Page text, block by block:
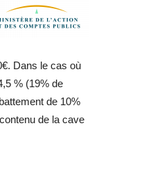
Dans le cas où
% (19% de
de 10%
de la cave